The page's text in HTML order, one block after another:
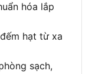
hóa lắp
hạt từ xa
sạch,